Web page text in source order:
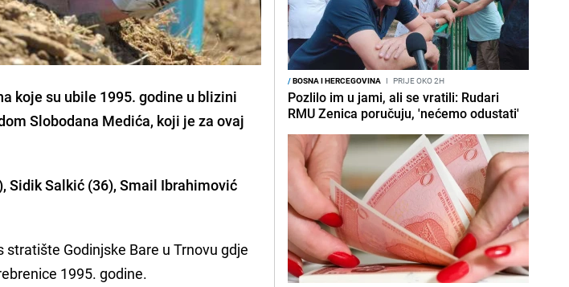
koje su ubile 1995. godine u blizini
Slobodana Medića, koji je za ovaj
Sidik Salkić (36), Smail Ibrahimović
Godinjske Bare u Trnovu gdje
1995. godine.
/BOSNA I HERCEGOVINA I PRIJE OKO 2H
Pozlilo im u jami, ali se vratili: Rudari
RMU Zenica poručuju, 'nećemo odustati'